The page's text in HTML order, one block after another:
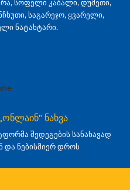
სოფელი კაბალი, დუშეთი,
საგარეჯო, ყვარელი,
ნატახტარი.
ნახვა
შედეგების სანახავად
და ნებისმიერ დროს